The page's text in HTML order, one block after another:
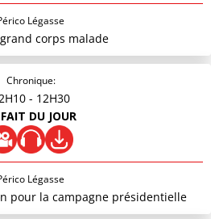
Légasse
grand corps malade
Chronique:
- 12H30
DU JOUR
Légasse
pour la campagne présidentielle